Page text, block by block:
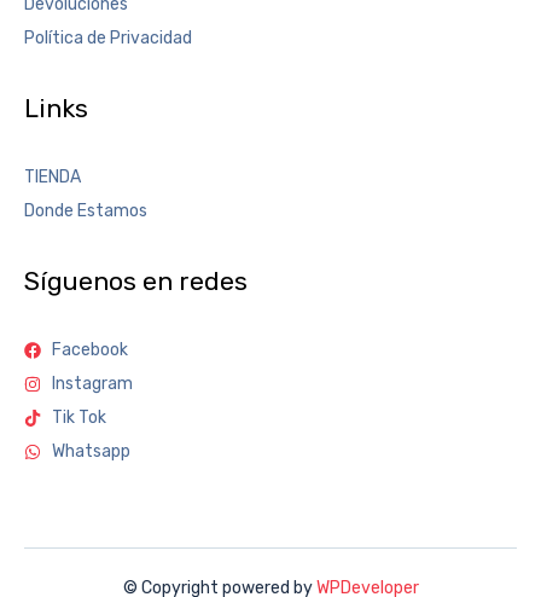
Política de Privacidad
Links
TIENDA
Donde Estamos
Síguenos en redes
Facebook
Instagram
Tik Tok
Whatsapp
© Copyright powered byWPDeveloper